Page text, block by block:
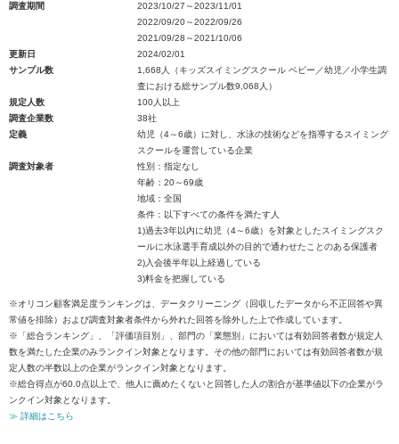
調査期間
2023/10/27～2023/11/01
2022/09/20～2022/09/26
2021/09/28～2021/10/06
更新日
2024/02/01
サンプル数
1,668人（キッズスイミングスクール ベビー／幼児／小学生調
査における総サンプル数9,068人）
規定人数
100人以上
調査企業数
38社
定義
幼児（4～6歳）に対し、水泳の技術などを指導するスイミング
スクールを運営している企業
調査対象者
性別：指定なし
年齢：20～69歳
地域：全国
条件：以下すべての条件を満たす人
1)過去3年以内に幼児（4～6歳）を対象としたスイミングスク
ールに水泳選手育成以外の目的で通わせたことのある保護者
2)入会後半年以上経過している
3)料金を把握している
※オリコン顧客満足度ランキングは、データクリーニング（回収したデータから不正回答や異
常値を排除）および調査対象者条件から外れた回答を除外した上で作成しています。
※「総合ランキング」、「評価項目別」、部門の「業態別」においては有効回答者数が規定人
数を満たした企業のみランクイン対象となります。その他の部門においては有効回答者数が規
定人数の半数以上の企業がランクイン対象となります。
※総合得点が60.0点以上で、他人に薦めたくないと回答した人の割合が基準値以下の企業がラ
ンクイン対象となります。
≫ 詳細はこちら